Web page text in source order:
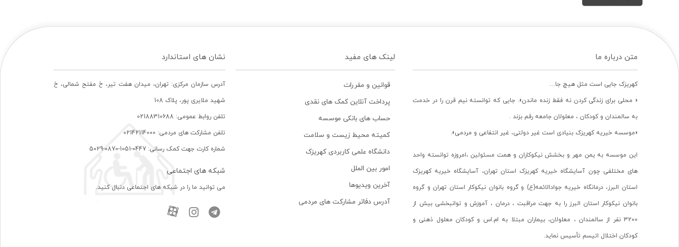
متن درباره ما
کهریزک جایی است مثل هیچ جا…
« محلی برای زندگی کردن نه فقط زنده ماندن». جایی که توانسته نیم قرن را در خدمت
به سالمندان و کودکان ، معلولان جامعه رقم بزند .
«موسسه خیریه کهریزک بنیادی است غیر دولتی، غیر انتفاعی و مردمی».
این موسسه به یمن مهر و بخشش نیکوکاران و همت مسئولین ،امروزه توانسته واحد
های مختلفی چون آسایشگاه خیریه کهریزک استان تهران، آسایشگاه خیریه کهریزک
استان البرز، درمانگاه خیریه جوادالائمه(ع) و گروه بانوان نیکوکار استان تهران و گروه
بانوان نیکوکار استان البرز را به جهت مراقبت ، درمان ، آموزش و توانبخشی بیش از
3200 نفر از سالمندان ، معلولان، بیماران مبتلا به ام.اس و کودکان معلول ذهنی و
کودکان اختلال اتیسم تأسیس نماید.
لینک های مفید
قوانین و مقررات
پرداخت آنلاین کمک های نقدی
حساب های بانکی موسسه
کمیته محیط زیست و سلامت
دانشگاه علمی کاربردی کهریزک
امور بین الملل
آخرین ویدیوها
آدرس دفاتر مشارکت های مردمی
نشان های استاندارد
آدرس سازمان مرکزی: تهران، ميدان هفت تير، خ مفتح شمالی، خ
شهيد ملايری پور، پلاک 108
تلفن روابط عمومی: 02188310688
تلفن مشارکت های مردمی: 02142114000
شماره کارت جهت کمک رسانی: 0447-1051-0870-5029
شبکه های اجتماعی
می توانید ما را در شبکه های اجتماعی دنبال کنید.